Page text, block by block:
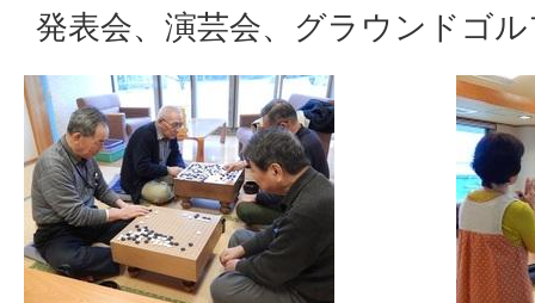
発表会、演芸会、グラウンドゴ